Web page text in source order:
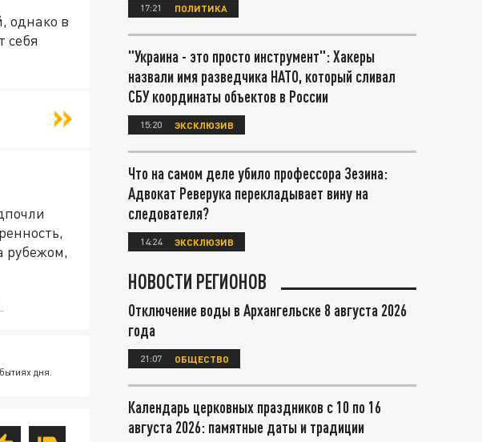
однако в
себя
рубежом,
дня.
17:21 ПОЛИТИКА
"Украина - это просто инструмент": Хакеры
назвали имя разведчика НАТО, который сливал
СБУ координаты объектов в России
15:20 ЭКСКЛЮЗИВ
Что на самом деле убило профессора Зезина:
Адвокат Реверука перекладывает вину на
следователя?
14:24 ЭКСКЛЮЗИВ
НОВОСТИ РЕГИОНОВ
Отключение воды в Архангельске 8 августа 2026
года
21:07 ОБЩЕСТВО
Календарь церковных праздников с 10 по 16
августа 2026: памятные даты и традиции